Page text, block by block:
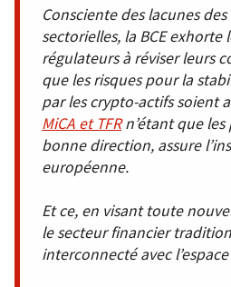
Consciente des lacunes
sectorielles, la BCE exhorte
régulateurs à réviser leurs
que les risques pour la
par les crypto-actifs soient
MiCA et TFRn’étant que les
bonne direction, assure
européenne.
Et ce, en visant toute
le secteur financier
interconnecté avec